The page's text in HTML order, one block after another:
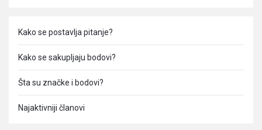
Kako se postavlja pitanje?
Kako se sakupljaju bodovi?
Šta su značke i bodovi?
Najaktivniji članovi